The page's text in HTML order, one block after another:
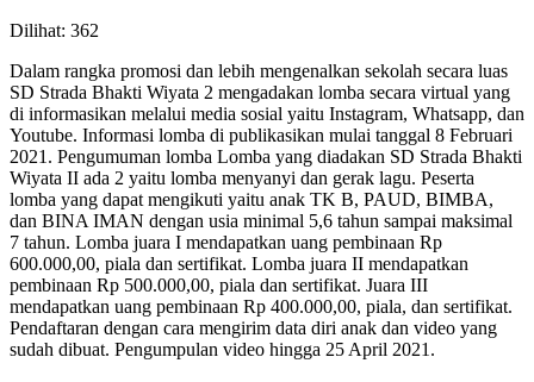
Dilihat: 362
Dalam rangka promosi dan lebih mengenalkan sekolah secara luas
SD Strada Bhakti Wiyata 2 mengadakan lomba secara virtual yang
di informasikan melalui media sosial yaitu Instagram, Whatsapp, dan
Youtube. Informasi lomba di publikasikan mulai tanggal 8 Februari
2021. Pengumuman lomba Lomba yang diadakan SD Strada Bhakti
Wiyata II ada 2 yaitu lomba menyanyi dan gerak lagu. Peserta
lomba yang dapat mengikuti yaitu anak TK B, PAUD, BIMBA,
dan BINA IMAN dengan usia minimal 5,6 tahun sampai maksimal
7 tahun. Lomba juara I mendapatkan uang pembinaan Rp
600.000,00, piala dan sertifikat. Lomba juara II mendapatkan
pembinaan Rp 500.000,00, piala dan sertifikat. Juara III
mendapatkan uang pembinaan Rp 400.000,00, piala, dan sertifikat.
Pendaftaran dengan cara mengirim data diri anak dan video yang
sudah dibuat. Pengumpulan video hingga 25 April 2021.